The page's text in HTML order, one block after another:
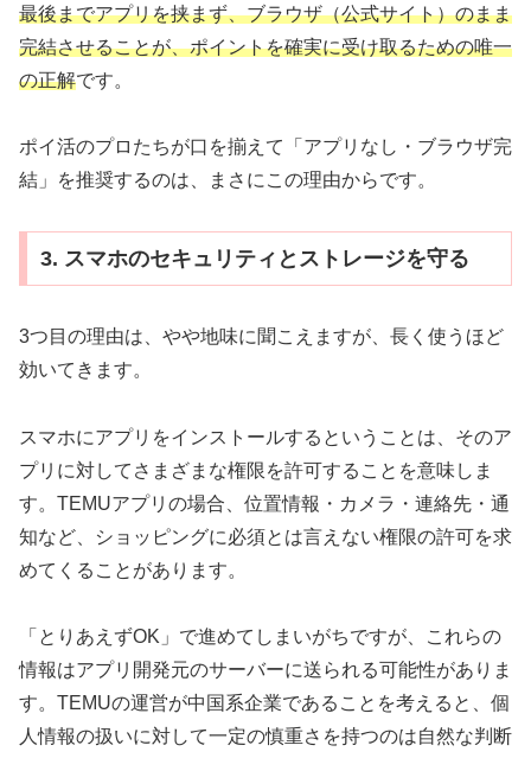
最後までアプリを挟まず、ブラウザ（公式サイト）のまま
完結させることが、ポイントを確実に受け取るための唯一
の正解です。
ポイ活のプロたちが口を揃えて「アプリなし・ブラウザ完
結」を推奨するのは、まさにこの理由からです。
3. スマホのセキュリティとストレージを守る
3つ目の理由は、やや地味に聞こえますが、長く使うほど
効いてきます。
スマホにアプリをインストールするということは、そのア
プリに対してさまざまな権限を許可することを意味しま
す。TEMUアプリの場合、位置情報・カメラ・連絡先・通
知など、ショッピングに必須とは言えない権限の許可を求
めてくることがあります。
「とりあえずOK」で進めてしまいがちですが、これらの
情報はアプリ開発元のサーバーに送られる可能性がありま
す。TEMUの運営が中国系企業であることを考えると、個
人情報の扱いに対して一定の慎重さを持つのは自然な判断